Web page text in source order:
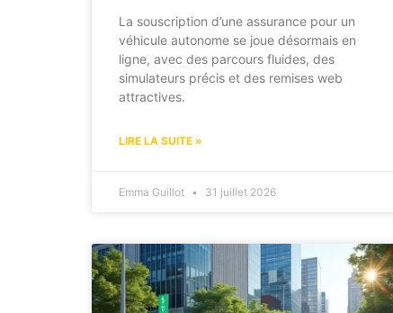
La souscription d’une assurance pour un
véhicule autonome se joue désormais en
ligne, avec des parcours fluides, des
simulateurs précis et des remises web
attractives.
LIRE LA SUITE »
Emma Guillot 31 juillet 2026